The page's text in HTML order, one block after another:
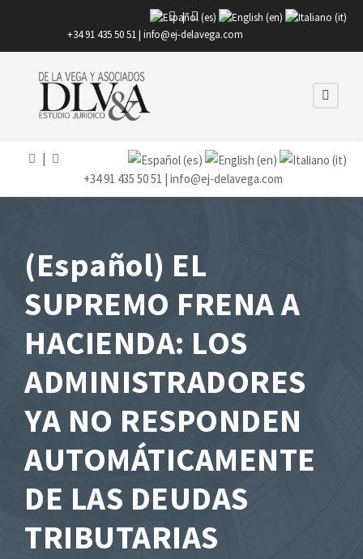
|
+34 91 435 50 51 | info@ej-delavega.com
+34 91 435 50 51 | info@ej-delavega.com
(Español) EL
SUPREMO FRENA A
HACIENDA: LOS
ADMINISTRADORES
YA NO RESPONDEN
AUTOMÁTICAMENTE
DE LAS DEUDAS
TRIBUTARIAS